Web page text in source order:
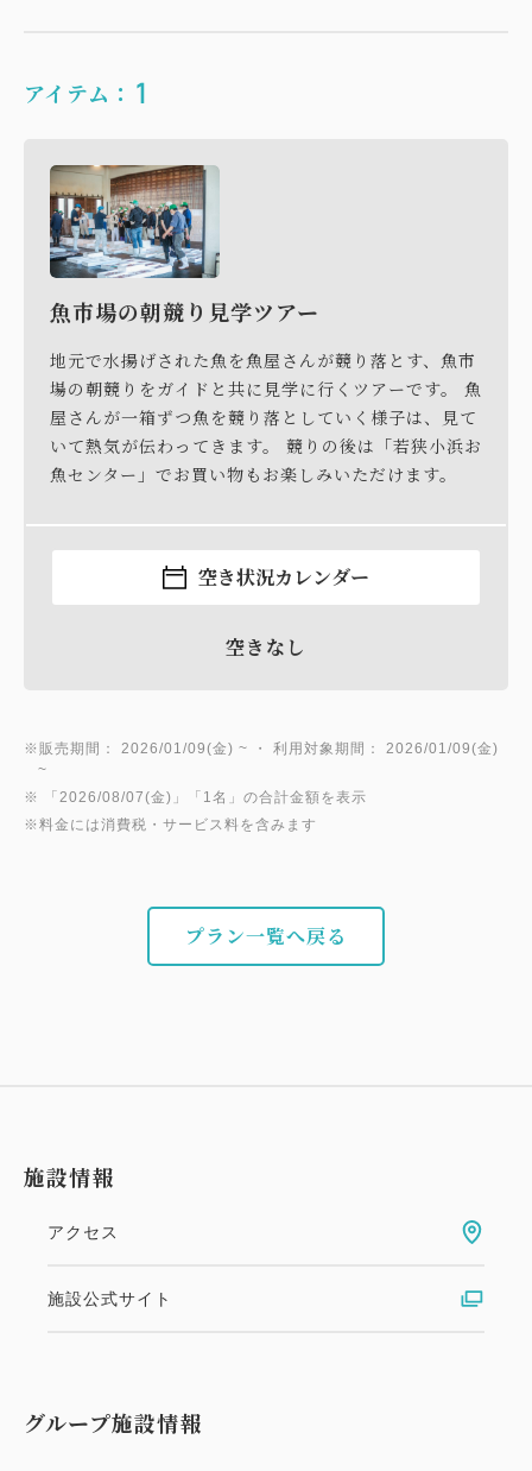
8:30 若狭佳日にて朝食
1名3,300円（最大5名まで）
■留意事項
・アクティビティへのご参加は、原則チェックイン後
になります。チェックアウト日をお選びください。
・歩きやすい靴でお越しください。
・荒天時は中止となります。実施についてはチェック
イン時にお知らせします。
アイテム： 1
魚市場の朝競り見学ツアー
地元で水揚げされた魚を魚屋さんが競り落とす、魚市
場の朝競りをガイドと共に見学に行くツアーです。 魚
屋さんが一箱ずつ魚を競り落としていく様子は、見て
いて熱気が伝わってきます。 競りの後は「若狭小浜お
魚センター」でお買い物もお楽しみいただけます。
空き状況カレンダー
空きなし
※販売期間： 2026/01/09(金) ~ ・ 利用対象期間： 2026/01/09(金)
~
※ 「2026/08/07(金)」「1名」の合計金額を表示
※料金には消費税・サービス料を含みます
プラン一覧へ戻る
施設情報
アクセス
施設公式サイト
グループ施設情報